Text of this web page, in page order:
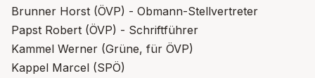
Brunner Horst (ÖVP) - Obmann-Stellvertreter
Papst Robert (ÖVP) - Schriftführer
Kammel Werner (Grüne, für ÖVP)
Kappel Marcel (SPÖ)